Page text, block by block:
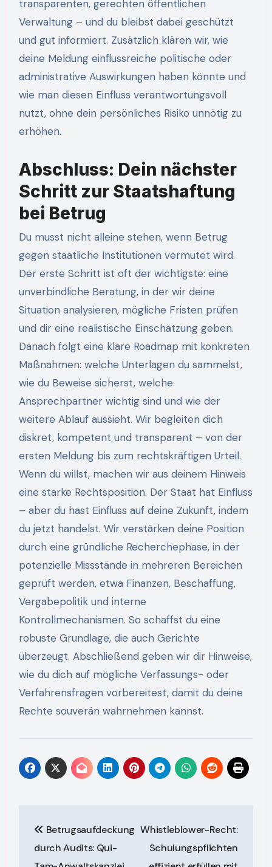
transparenten, gerechten öffentlichen
Verwaltung – und du bleibst dabei geschützt
und gut informiert. Zusätzlich klären wir, wie
deine Meldung einflussreiche politische oder
administrative Auswirkungen haben könnte und
wie man diesen Einfluss verantwortungsvoll
nutzt, ohne dein persönliches Risiko unnötig zu
erhöhen.
Abschluss: Dein nächster
Schritt zur Staatshaftung
bei Betrug
Du musst nicht alleine stehen, wenn Betrug
gegen staatliche Institutionen vermutet wird.
Der erste Schritt ist oft der wichtigste: eine
unverbindliche Beratung, in der wir deine
Situation analysieren, mögliche Fristen prüfen
und dir eine realistische Einschätzung geben.
Danach folgt eine klare Roadmap mit konkreten
Maßnahmen: welche Unterlagen du sammelst,
wie du Beweise sicherst, welche
Ansprechpartner wichtig sind und wie der
weitere Ablauf aussieht. Wir begleiten dich
diskret, kompetent und transparent – von der
ersten Meldung bis zum rechtskräftigen Urteil.
Wenn du willst, machen wir aus deinem Hinweis
eine starke Rechtsposition. Der Staat hat Einfluss
– aber du hast Einfluss auf deine Zukunft, indem
du jetzt handelst. Wir verstärken deine Position
durch eine gründliche Recherchephase, in der
potenzielle Missstände in mehreren Bereichen
geprüft werden, etwa Finanzen, Beschaffung,
Vergabepolitik und interne
Kontrollmechanismen. So schaffst du eine
robuste Grundlage, die auch Gerichte
überzeugt. Abschließend geben wir dir Hinweise,
wie du dich auf mögliche Verfassungs- oder
Verfahrensfragen vorbereitest, damit du deine
Rechte souverän wahrnehmen kannst.
navigation
Betrugsaufdeckung
durch Audits: Qui-
Whistleblower-Recht:
Schulungspflichten